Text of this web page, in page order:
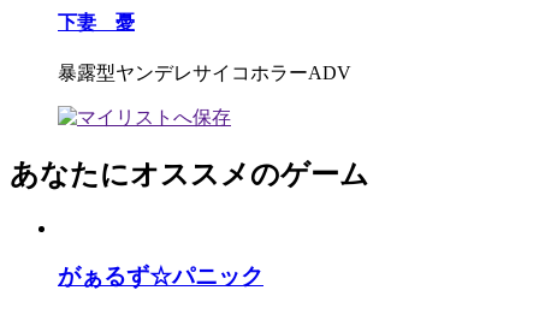
下妻 憂
暴露型ヤンデレサイコホラーADV
あなたにオススメのゲーム
がぁるず☆パニック